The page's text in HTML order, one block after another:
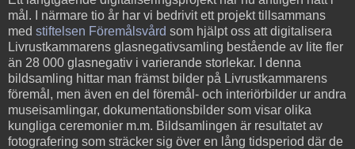
mål. I närmare tio år har vi bedrivit ett projekt tillsammans
med stiftelsen Föremålsvård som hjälpt oss att digitalisera
Livrustkammarens glasnegativsamling bestående av lite fler
än 28 000 glasnegativ i varierande storlekar. I denna
bildsamling hittar man främst bilder på Livrustkammarens
föremål, men även en del föremål- och interiörbilder ur andra
museisamlingar, dokumentationsbilder som visar olika
kungliga ceremonier m.m. Bildsamlingen är resultatet av
fotografering som sträcker sig över en lång tidsperiod där de